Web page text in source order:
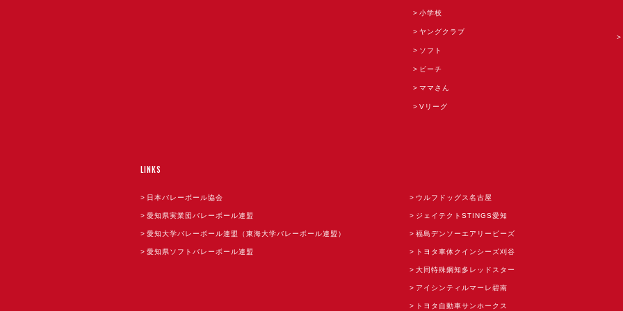
小学校
ヤングクラブ
ソフト
ビーチ
ママさん
Vリーグ
LINKS
日本バレーボール協会
愛知県実業団バレーボール連盟
愛知大学バレーボール連盟（東海大学バレーボール連盟）
愛知県ソフトバレーボール連盟
ウルフドッグス名古屋
ジェイテクトSTINGS愛知
福島デンソーエアリービーズ
トヨタ車体クインシーズ刈谷
大同特殊鋼知多レッドスター
アイシンティルマーレ碧南
トヨタ自動車サンホークス